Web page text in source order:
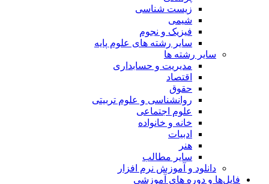
زیست شناسی
شیمی
فیزیک و نجوم
سایر رشته های علوم پایه
سایر رشته ها
مدیریت و حسابداری
اقتصاد
حقوق
روانشناسی و علوم تربیتی
علوم اجتماعی
خانه و خانواده
ادبیات
هنر
سایر مطالب
دانلود و آموزش نرم افزار
فایل‌ها و دوره های آموزشی